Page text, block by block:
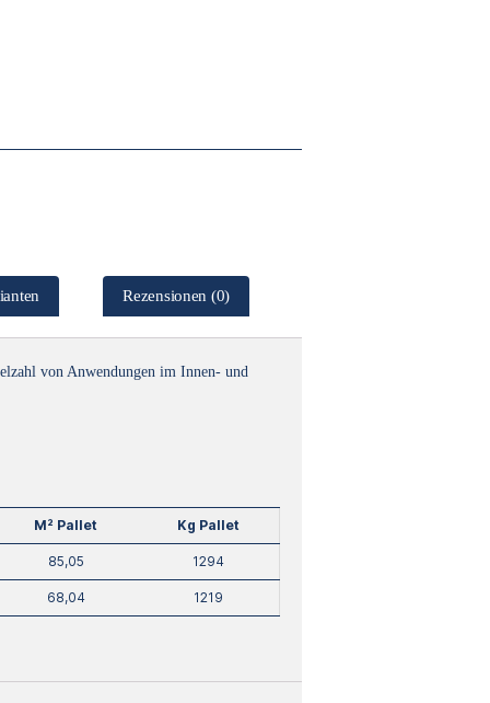
Rezensionen (0)
von Anwendungen im Innen- und
M² Pallet Kg Pallet
85,05 1294
68,04 1219